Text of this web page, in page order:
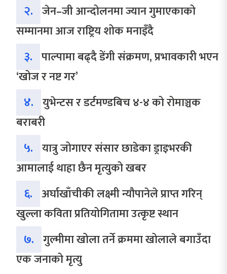
२. जेन–जी आन्दोलनमा ज्यान गुमाएकाको
सम्मानमा आज राष्ट्रिय शोक मनाइँदै
३. पाल्पामा बढ्दै डेंगी संक्रमण, प्रभावकारी भएन
‘खोज र नष्ट गर’
४. युभेन्टस र डर्टमण्डबिच ४-४ को रोमाञ्चक
बराबरी
५. यात्रु जोगाएर संसार छाडेका ड्राइभरकी
आमालाई थाहा छैन मृत्युको खबर
६. अर्घाखाँचीकी लक्ष्मी न्यौपानेले प्राप्त गरिन्
खुल्ला कविता प्रतियोगितामा उत्कृष्ट स्थान
७. गुल्मीमा खोला तर्ने क्रममा खोलाले बगाउँदा
एक जनाको मृत्यु